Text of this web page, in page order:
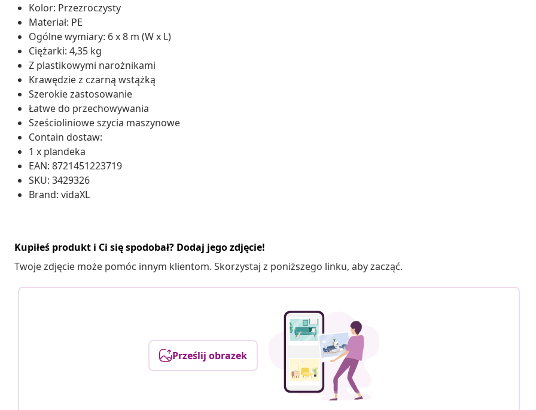
Kolor: Przezroczysty
Materiał: PE
Ogólne wymiary: 6 x 8 m (W x L)
Ciężarki: 4,35 kg
Z plastikowymi narożnikami
Krawędzie z czarną wstążką
Szerokie zastosowanie
Łatwe do przechowywania
Sześcioliniowe szycia maszynowe
Contain dostaw:
1 x plandeka
EAN: 8721451223719
SKU: 3429326
Brand: vidaXL
Kupiłeś produkt i Ci się spodobał? Dodaj jego zdjęcie!
Twoje zdjęcie może pomóc innym klientom. Skorzystaj z poniższego linku, aby zacząć.
Prześlij obrazek